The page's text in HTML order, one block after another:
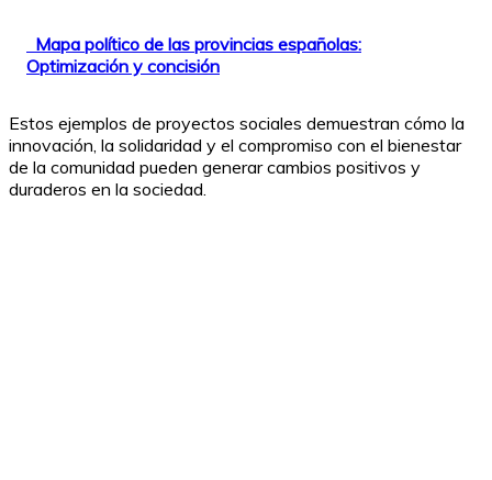
Mapa político de las provincias españolas:
Optimización y concisión
Estos ejemplos de proyectos sociales demuestran cómo la
innovación, la solidaridad y el compromiso con el bienestar
de la comunidad pueden generar cambios positivos y
duraderos en la sociedad.